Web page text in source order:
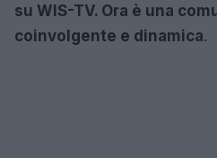
su WIS-TV. Ora è una
coinvolgente e dinamica.